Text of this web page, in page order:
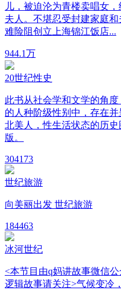
儿，被迫沦为青楼卖唱女
夫人。不堪忍受封建家庭
难险阻创立上海锦江饭店...
944.1万
20世纪性史
此书从社会学和文学的角
的人种阶级性别中，存在
北美人，性生活状态的历
版。
304173
世纪旅游
向美丽出发 世纪旅游
184463
冰河世纪
<本节目由q妈讲故事微信
逻辑故事请关注>气候变冷